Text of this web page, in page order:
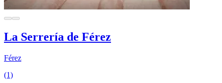
La Serrería de Férez
Férez
(1)